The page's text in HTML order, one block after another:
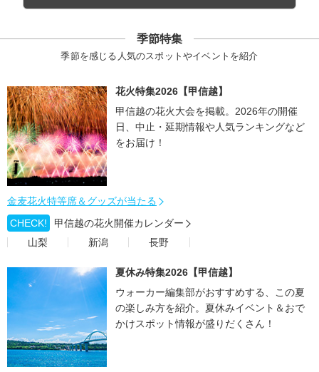
季節特集
季節を感じる人気のスポットやイベントを紹介
花火特集2026【甲信越】
甲信越の花火大会を掲載。2026年の開催
日、中止・延期情報や人気ランキングなど
をお届け！
金麦花火特等席＆グッズが当たる
CHECK!
甲信越の花火開催カレンダー
山梨
新潟 長野
夏休み特集2026【甲信越】
ウォーカー編集部がおすすめする、この夏
の楽しみ方を紹介。夏休みイベント＆おで
かけスポット情報が盛りだくさん！